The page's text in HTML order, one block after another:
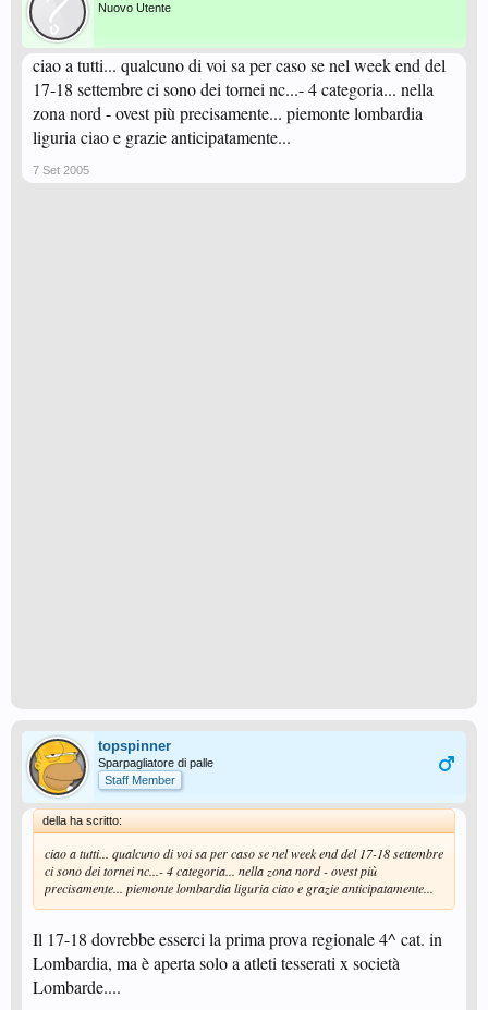
Nuovo Utente
ciao a tutti... qualcuno di voi sa per caso se nel week end del
17-18 settembre ci sono dei tornei nc...- 4 categoria... nella
zona nord - ovest più precisamente... piemonte lombardia
liguria ciao e grazie anticipatamente...
7 Set 2005
topspinner
Sparpagliatore di palle
Staff Member
della ha scritto:
ciao a tutti... qualcuno di voi sa per caso se nel week end del 17-18 settembre
ci sono dei tornei nc...- 4 categoria... nella zona nord - ovest più
precisamente... piemonte lombardia liguria ciao e grazie anticipatamente...
Il 17-18 dovrebbe esserci la prima prova regionale 4^ cat. in
Lombardia, ma è aperta solo a atleti tesserati x società
Lombarde....